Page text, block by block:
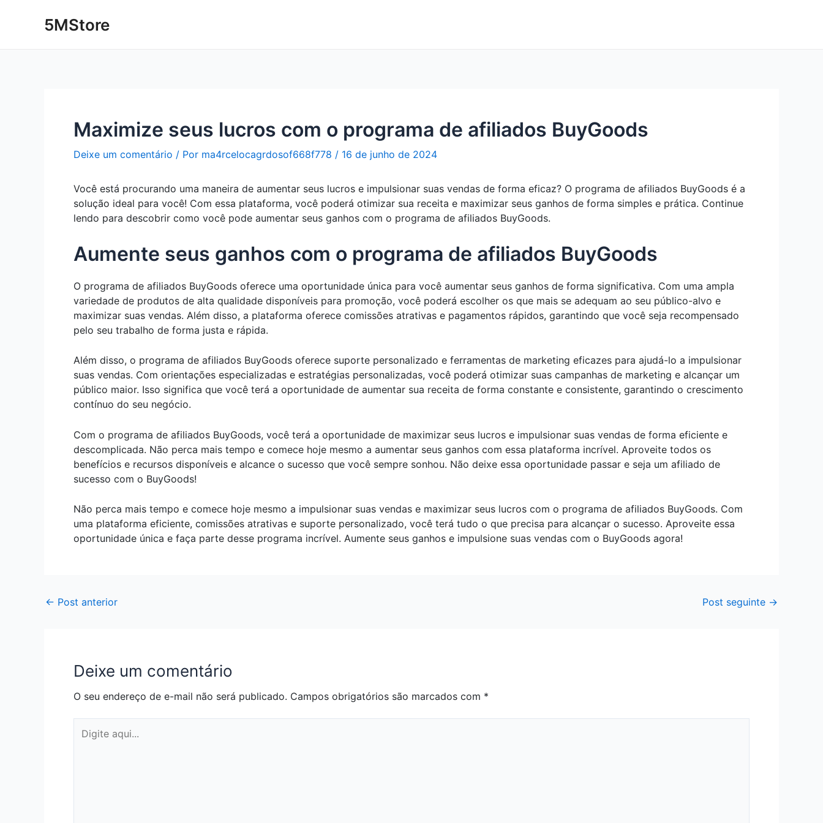
5MStore
Maximize seus lucros com o programa de afiliados BuyGoods
Deixe um comentário / Por ma4rcelocagrdosof668f778 / 16 de junho de 2024
Você está procurando uma maneira de aumentar seus lucros e impulsionar suas vendas de forma eficaz? O programa de afiliados BuyGoods é a
solução ideal para você! Com essa plataforma, você poderá otimizar sua receita e maximizar seus ganhos de forma simples e prática. Continue
lendo para descobrir como você pode aumentar seus ganhos com o programa de afiliados BuyGoods.
Aumente seus ganhos com o programa de afiliados BuyGoods
O programa de afiliados BuyGoods oferece uma oportunidade única para você aumentar seus ganhos de forma significativa. Com uma ampla
variedade de produtos de alta qualidade disponíveis para promoção, você poderá escolher os que mais se adequam ao seu público-alvo e
maximizar suas vendas. Além disso, a plataforma oferece comissões atrativas e pagamentos rápidos, garantindo que você seja recompensado
pelo seu trabalho de forma justa e rápida.
Além disso, o programa de afiliados BuyGoods oferece suporte personalizado e ferramentas de marketing eficazes para ajudá-lo a impulsionar
suas vendas. Com orientações especializadas e estratégias personalizadas, você poderá otimizar suas campanhas de marketing e alcançar um
público maior. Isso significa que você terá a oportunidade de aumentar sua receita de forma constante e consistente, garantindo o crescimento
contínuo do seu negócio.
Com o programa de afiliados BuyGoods, você terá a oportunidade de maximizar seus lucros e impulsionar suas vendas de forma eficiente e
descomplicada. Não perca mais tempo e comece hoje mesmo a aumentar seus ganhos com essa plataforma incrível. Aproveite todos os
benefícios e recursos disponíveis e alcance o sucesso que você sempre sonhou. Não deixe essa oportunidade passar e seja um afiliado de
sucesso com o BuyGoods!
Não perca mais tempo e comece hoje mesmo a impulsionar suas vendas e maximizar seus lucros com o programa de afiliados BuyGoods. Com
uma plataforma eficiente, comissões atrativas e suporte personalizado, você terá tudo o que precisa para alcançar o sucesso. Aproveite essa
oportunidade única e faça parte desse programa incrível. Aumente seus ganhos e impulsione suas vendas com o BuyGoods agora!
navigation
← Post anterior Post seguinte →
Deixe um comentário
O seu endereço de e-mail não será publicado. Campos obrigatórios são marcados com *
aqui...